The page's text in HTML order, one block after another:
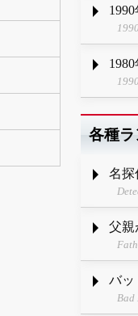
各種
名探
父親
バッ
Bad